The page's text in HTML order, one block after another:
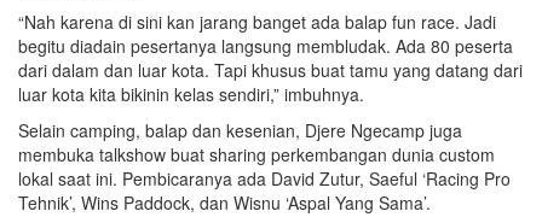
“Nah karena di sini kan jarang banget ada balap fun race. Jadi
begitu diadain pesertanya langsung membludak. Ada 80 peserta
dari dalam dan luar kota. Tapi khusus buat tamu yang datang dari
luar kota kita bikinin kelas sendiri,” imbuhnya.
Selain camping, balap dan kesenian, Djere Ngecamp juga
membuka talkshow buat sharing perkembangan dunia custom
lokal saat ini. Pembicaranya ada David Zutur, Saeful ‘Racing Pro
Tehnik’, Wins Paddock, dan Wisnu ‘Aspal Yang Sama’.